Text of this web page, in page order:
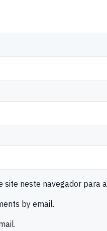
site neste navegador para
by email.